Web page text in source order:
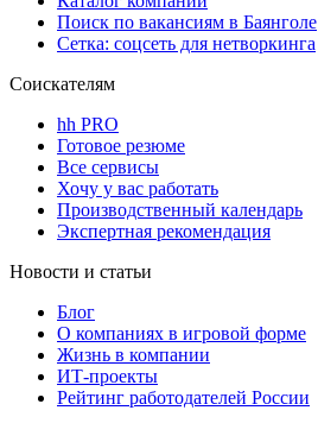
Поиск по вакансиям в Баянголе
Сетка: соцсеть для нетворкинга
Соискателям
hh PRO
Готовое резюме
Все сервисы
Хочу у вас работать
Производственный календарь
Экспертная рекомендация
Новости и статьи
Блог
О компаниях в игровой форме
Жизнь в компании
ИТ-проекты
Рейтинг работодателей России